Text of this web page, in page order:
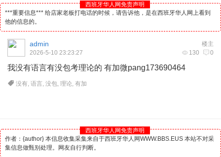
西班牙华人网免责声明
***重要信息*** 给店家老板打电话的时候，请告诉他，是在西班牙华人网上看到
他的信息的。
楼主
admin
130 0
2026-5-10 23:23:27
我没有语言有没包考理论的 有加微pang173690464
没有,语言,没包,理论,有加
西班牙华人网免责声明
作者：{author} 本信息收集采集来自于西班牙华人网WWW.BBS.EUS 本站不对采
集信息做甄别处理。网友自行判断。